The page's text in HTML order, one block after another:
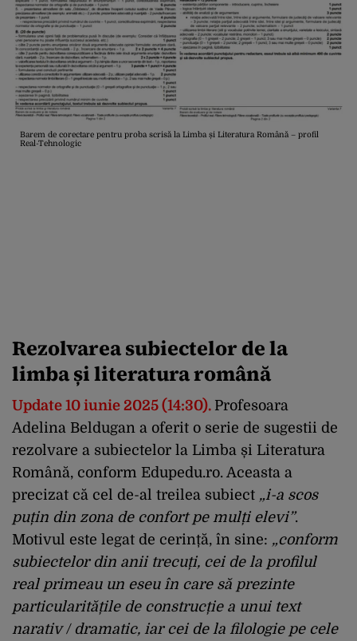
Barem de corectare pentru proba scrisă la Limba și Literatura Română – profil
Real-Tehnologic
Rezolvarea subiectelor de la
limba și literatura română
Update 10 iunie 2025 (14:30). Profesoara
Adelina Beldugan a oferit o serie de sugestii de
rezolvare a subiectelor la Limba și Literatura
Română, conform Edupedu.ro. Aceasta a
precizat că cel de-al treilea subiect „i-a scos
puțin din zona de confort pe mulți elevi”.
Motivul este legat de cerință, în sine: „conform
subiectelor din anii trecuți, cei de la profilul
real primeau un eseu în care să prezinte
particularitățile de construcție a unui text
narativ / dramatic, iar cei de la filologie pe cele